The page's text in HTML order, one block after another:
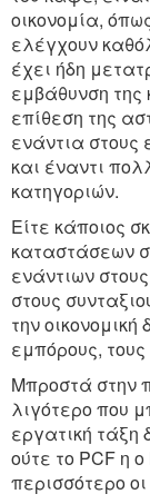
οικονομία,
ελέγχουν
έχει ήδη
εμβάθυνση της
επίθεση της
ενάντια
και έναντι
κατηγοριών.
Είτε κάποιος
καταστάσεων
ενάντιων
στους
την
εμπόρους, τους
Μπροστά στην
λιγότερο που
εργατική τάξη
ούτε το PCF η
περισσότερο